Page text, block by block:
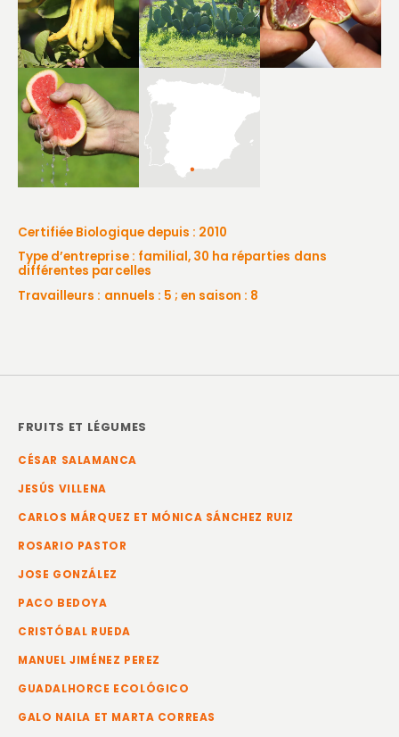
Certifiée Biologique depuis : 2010
Type d’entreprise : familial, 30 ha réparties dans
différentes parcelles
Travailleurs : annuels : 5 ; en saison : 8
FRUITS ET LÉGUMES
CÉSAR SALAMANCA
JESÚS VILLENA
CARLOS MÁRQUEZ ET MÓNICA SÁNCHEZ RUIZ
ROSARIO PASTOR
JOSE GONZÁLEZ
PACO BEDOYA
CRISTÓBAL RUEDA
MANUEL JIMÉNEZ PEREZ
GUADALHORCE ECOLÓGICO
GALO NAILA ET MARTA CORREAS